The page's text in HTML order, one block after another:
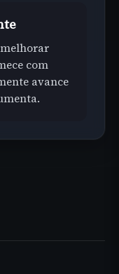
com
avance